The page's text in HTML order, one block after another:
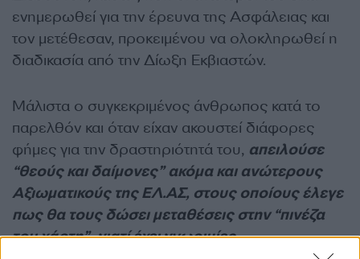
ενημερωθεί για την έρευνα της Ασφάλειας και
τον μετέθεσαν, προκειμένου να ολοκληρωθεί η
διαδικασία από την Δίωξη Εκβιαστών.
Μάλιστα ο συγκεκριμένος άνθρωπος κατά το
παρελθόν και όταν είχαν ακουστεί διάφορες
φήμες για την δραστηριότητά του, απειλούσε
“θεούς και δαίμονες” ακόμα και ανώτερους
Αξιωματικούς της ΕΛ.ΑΣ, στους οποίους έλεγε
πως θα τους δώσει μεταθέσεις στην “πινέζα
του χάρτη”, γιατί έχει γνωριμίες.